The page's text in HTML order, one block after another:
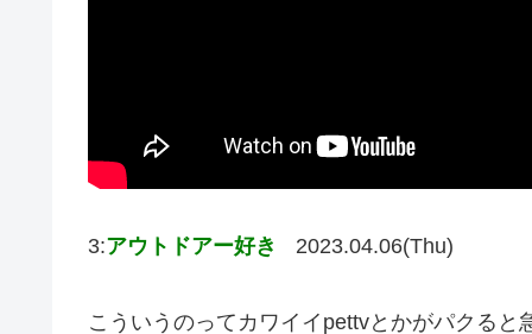
3:アウトドアー好き 2023.04.06(Thu)
こういうのってカワイイpettvとかがパクると